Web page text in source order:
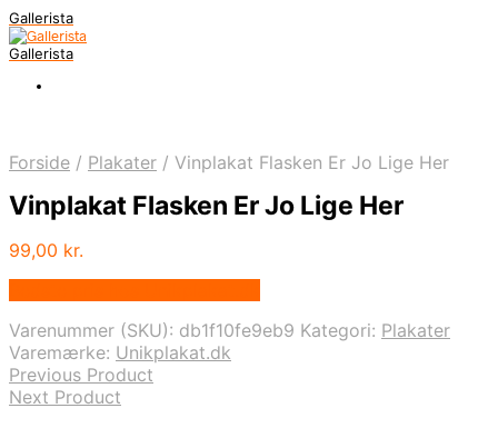
Gallerista
Gallerista
Forside / Plakater / Vinplakat Flasken Er Jo Lige Her
Vinplakat Flasken Er Jo Lige Her
99,00 kr.
Varenummer (SKU): db1f10fe9eb9 Kategori: Plakater
Varemærke: Unikplakat.dk
Previous Product
Next Product